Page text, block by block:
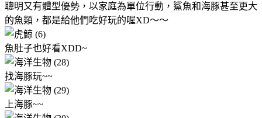
聰明又有體型優勢，以家庭為單位行動，鯊魚和海豚甚至更大
的魚類，都是給他們吃好玩的喔XD～～
魚肚子也好看XDD~
找海豚玩~~
上海豚~~